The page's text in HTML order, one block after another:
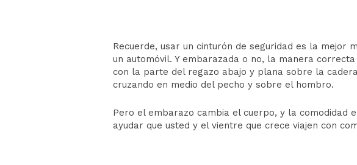
Recuerde, usar un cinturón de seguridad es la mejor
un automóvil. Y embarazada o no, la manera
con la parte del regazo abajo y plana sobre la
cruzando en medio del pecho y sobre el hombro.
Pero el embarazo cambia el cuerpo, y la comodidad
ayudar que usted y el vientre que crece viajen con